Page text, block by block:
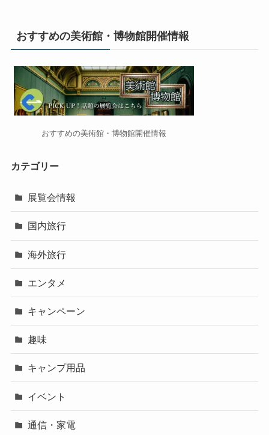
おすすめの美術館・博物館開催情報
おすすめの美術館・博物館開催情報
カテゴリー
展覧会情報
国内旅行
海外旅行
エンタメ
キャンペーン
趣味
キャンプ用品
イベント
通信・家電